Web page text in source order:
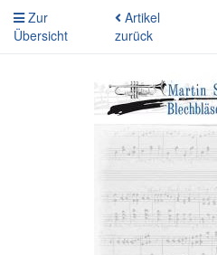
Zur
Übersicht
Artikel
zurück